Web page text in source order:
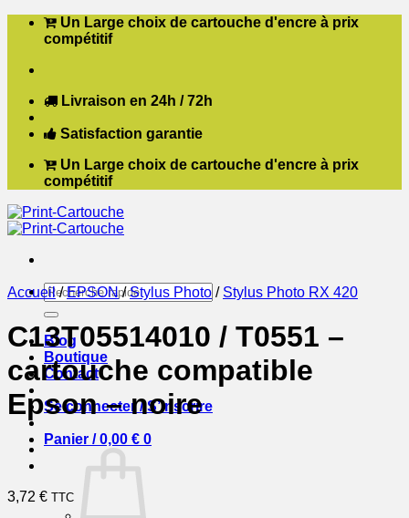
Passer Un Large choix de cartouche d'encre à prix
compétitif
Livraison en 24h / 72h
Satisfaction garantie
Un Large choix de cartouche d'encre à prix
compétitif
Recherche
pour :
Blog
Boutique
Contact
Se connecter / S’inscrire
Panier /0,00 € 0
Accueil / EPSON / Stylus Photo / Stylus Photo RX 420
C13T05514010 / T0551 –
cartouche compatible
Epson – noire
3,72 € TTC